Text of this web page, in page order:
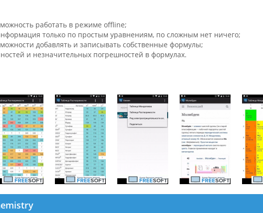
работать в режиме offline;
только по простым уравнениям, по сложным нет ничего;
добавлять и записывать собственные формулы;
и незначительных погрешностей в формулах.